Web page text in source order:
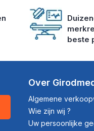
beste
Over
Algemene
Wie zijn wij ?
Uw persoonlijke